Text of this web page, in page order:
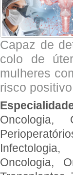
Capaz de
colo de
mulheres
risco
Oncologia,
Oncologia,